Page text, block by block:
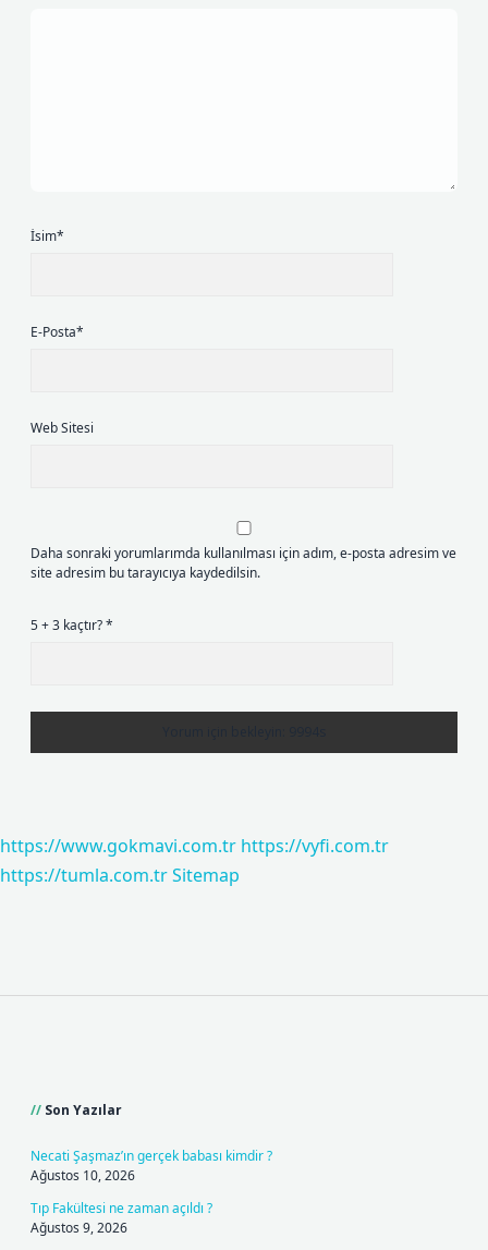
İsim*
E-Posta*
Web Sitesi
Daha sonraki yorumlarımda kullanılması için adım, e-posta adresim ve
site adresim bu tarayıcıya kaydedilsin.
5 + 3 kaçtır?*
https://www.gokmavi.com.tr https://vyfi.com.tr
https://tumla.com.trSitemap
Son Yazılar
Necati Şaşmaz’ın gerçek babası kimdir ?
Ağustos 10, 2026
Tıp Fakültesi ne zaman açıldı ?
Ağustos 9, 2026